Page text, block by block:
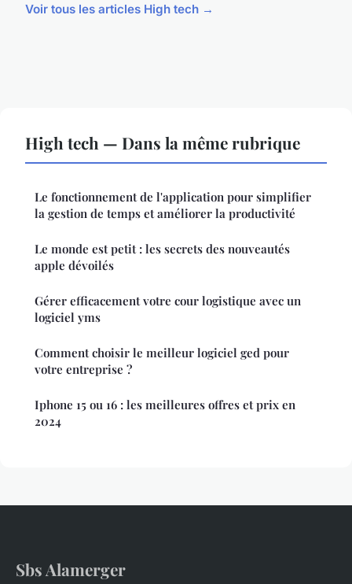
Voir tous les articles High tech →
High tech — Dans la même rubrique
Le fonctionnement de l'application pour simplifier
la gestion de temps et améliorer la productivité
Le monde est petit : les secrets des nouveautés
apple dévoilés
Gérer efficacement votre cour logistique avec un
logiciel yms
Comment choisir le meilleur logiciel ged pour
votre entreprise ?
Iphone 15 ou 16 : les meilleures offres et prix en
2024
Sbs Alamerger